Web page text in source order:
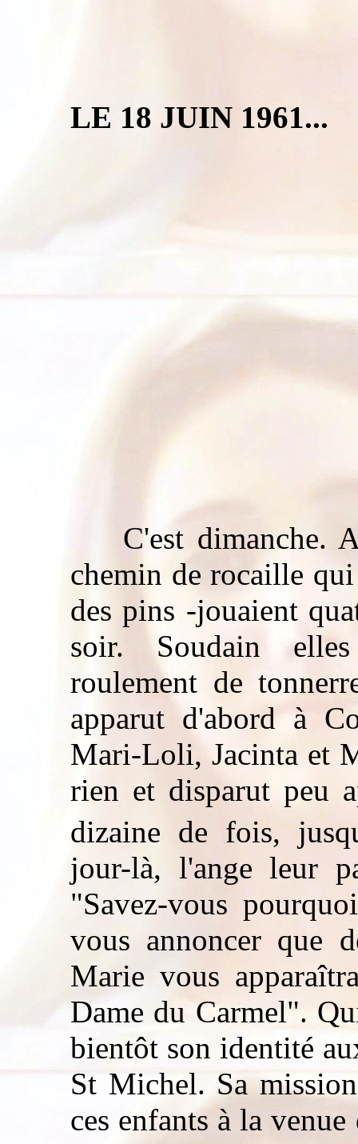
LE 18 JUIN 1961...
C'est dimanche.
chemin de rocaille
des pins -jouaient
soir. Soudain
roulement de
apparut d'abord à
Mari-Loli, Jacinta et
rien et disparut peu
dizaine de fois,
jour-là, l'ange leur
"Savez-vous
vous annoncer que
Marie vous
Dame du Carmel".
bientôt son identité
St Michel. Sa
ces enfants à la